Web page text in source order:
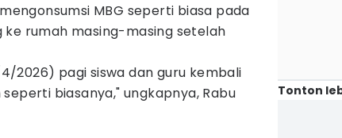
MBG seperti biasa pada
ke rumah masing-masing setelah
2026) pagi siswa dan guru kembali
biasanya," ungkapnya, Rabu
Tonton